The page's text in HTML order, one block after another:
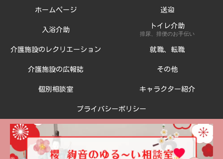
ホームページ 送迎
入浴介助
トイレ介助
排尿、排便のお手伝い
介護施設のレクリエーション 就職、転職
介護施設の広報誌 その他
個別相談室 キャラクター紹介
プライバシーポリシー